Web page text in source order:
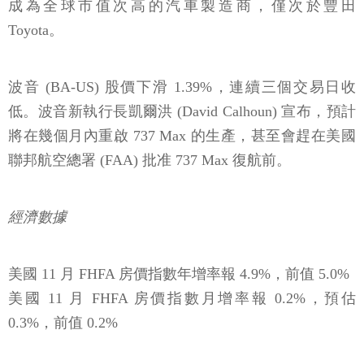
成為全球市值次高的汽車製造商，僅次於豐田
Toyota。
波音 (BA-US) 股價下滑 1.39%，連續三個交易日收
低。波音新執行長凱爾洪 (David Calhoun) 宣布，預計
將在幾個月內重啟 737 Max 的生產，甚至會趕在美國
聯邦航空總署 (FAA) 批准 737 Max 復航前。
經濟數據
美國 11 月 FHFA 房價指數年增率報 4.9%，前值 5.0%
美國 11 月 FHFA 房價指數月增率報 0.2%，預估
0.3%，前值 0.2%